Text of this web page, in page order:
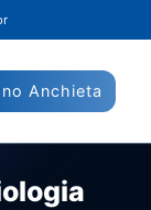
Anchieta